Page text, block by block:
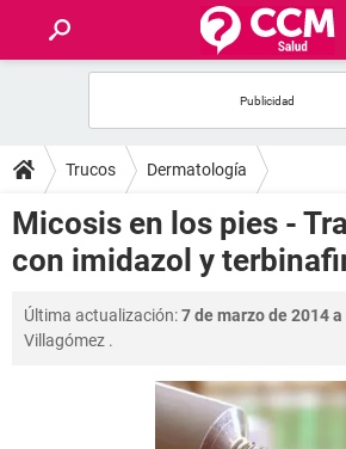
FOROS
SALUD
FAMILIA
NUTRICIÓN
Trucos Dermatología
Micosis en los pies -
con imidazol y
Última actualización:7 de marzo de 2014
Villagómez .